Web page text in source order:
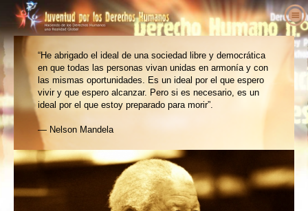
Quiénes somos
¿Qué es Juventud por los
Derechos Humanos?
Nuestro propósito
Historia de Juventud por los
Derechos Humanos
Personal ejecutivo
Colaboradores de Juventud por los
¿Qué son los Derechos Humanos?
La Definición de los Derechos Humanos
Los Antecedentes de los
Derechos Humanos
La Declaración Universal de los
Derechos Humanos
Educadores
Bienvenidos
Kit Gratuito del Educador
Resultados
Plan de estudios de los Derechos Humanos
Programas para educadores
Actúa
Involúcrate
Petición
Afiliaciones y donaciones
Grupos
Voces en favorde los Derechos Humanos
Defensores de los Derechos Humanos
Organizaciones de Derechos Humanos
Abusos de los Derechos Humanos
Noticias
Contacto
“He abrigado el ideal de una sociedad libre y democrática
en que todas las personas vivan unidas en armonía y con
las mismas oportunidades. Es un ideal por el que espero
vivir y que espero alcanzar. Pero si es necesario, es un
ideal por el que estoy preparado para morir”.
— Nelson Mandela